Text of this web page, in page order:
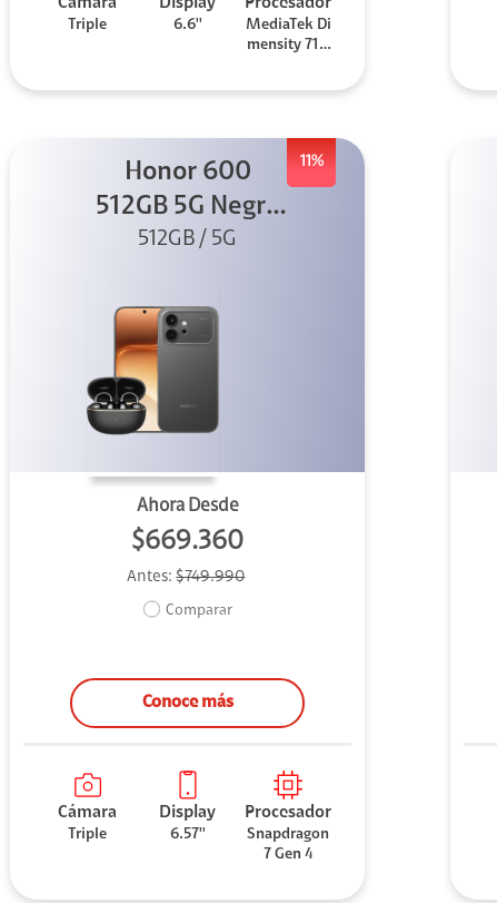
Triple 6.6''
MediaTek Di
mensity 710
11%
Honor 600
512GB 5G Negro
+ Clip 2
512GB / 5G
Ahora Desde
$669.360
Antes:$749.990
Comparar
Conoce más
Cámara
Triple
Display
6.57''
Procesador
Snapdragon
7 Gen 4